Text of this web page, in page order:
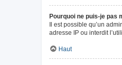
Pourquoi ne puis-je pas
Il est possible qu’un
adresse IP ou interdit
Haut